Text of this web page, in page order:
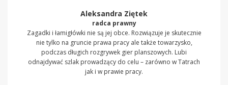
Aleksandra Ziętek
radca prawny
Zagadki i łamigłówki nie są jej obce. Rozwiązuje je skutecznie
nie tylko na gruncie prawa pracy ale także towarzysko,
podczas długich rozgrywek gier planszowych. Lubi
odnajdywać szlak prowadzący do celu – zarówno w Tatrach
jak i w prawie pracy.